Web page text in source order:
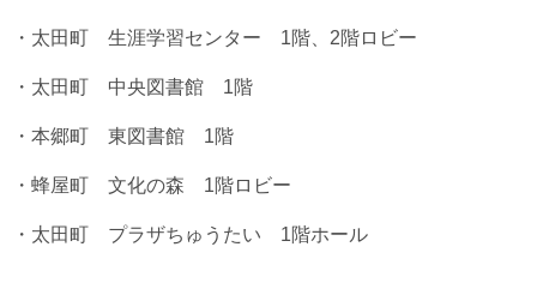
・太田町 生涯学習センター 1階、2階ロビー
・太田町 中央図書館 1階
・本郷町 東図書館 1階
・蜂屋町 文化の森 1階ロビー
・太田町 プラザちゅうたい 1階ホール